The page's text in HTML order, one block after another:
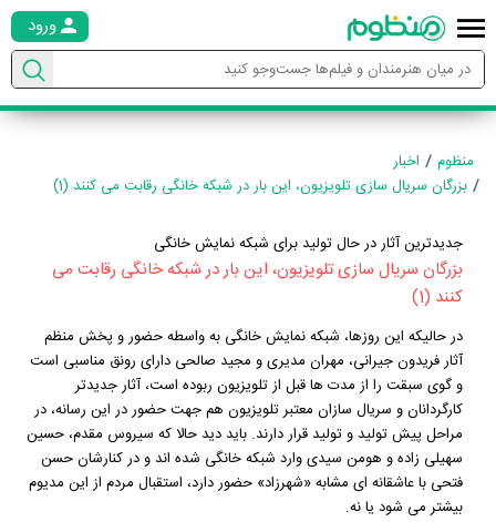
ورود
منظوم
اخبار
بزرگان سریال سازی تلویزیون، این بار در شبکه خانگی رقابت می کنند (1)
جدیدترین آثار در حال تولید برای شبکه نمایش خانگی
بزرگان سریال سازی تلویزیون، این بار در شبکه خانگی رقابت می
کنند (1)
در حالیکه این روزها، شبکه نمایش خانگی به واسطه حضور و پخش منظم
آثار فریدون جیرانی، مهران مدیری و مجید صالحی دارای رونق مناسبی است
و گوی سبقت را از مدت ها قبل از تلویزیون ربوده است، آثار جدیدتر
کارگردانان و سریال سازان معتبر تلویزیون هم جهت حضور در این رسانه، در
مراحل پیش تولید و تولید قرار دارند. باید دید حالا که سیروس مقدم، حسین
سهیلی زاده و هومن سیدی وارد شبکه خانگی شده اند و در کنارشان حسن
فتحی با عاشقانه ای مشابه «شهرزاد» حضور دارد، استقبال مردم از این مدیوم
بیشتر می شود یا نه.